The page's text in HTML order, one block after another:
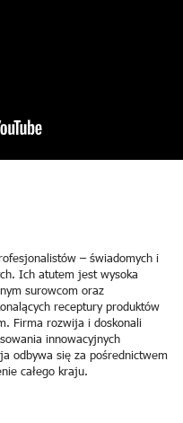
– świadomych i
Ich atutem jest wysoka
surowcom oraz
receptury produktów
Firma rozwija i doskonali
innowacyjnych
odbywa się za pośrednictwem
całego kraju.